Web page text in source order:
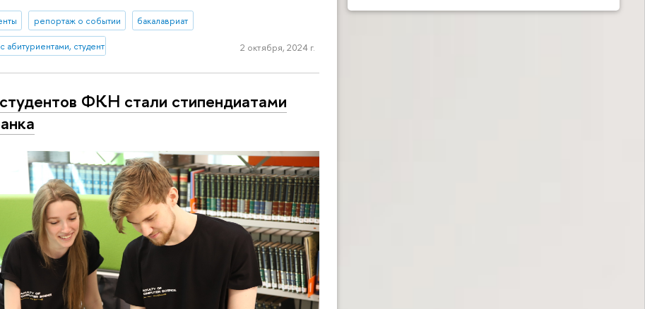
репортаж о событии бакалавриат
студентами и выпускниками 2 октября, 2024 г.
ФКН стали стипендиатами